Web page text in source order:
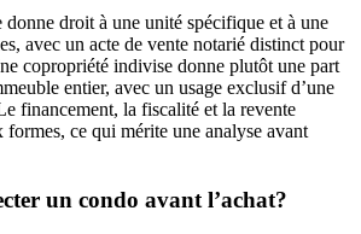
droit à une unité spécifique et à une
avec un acte de vente notarié distinct pour
copropriété indivise donne plutôt une part
entier, avec un usage exclusif d’une
financement, la fiscalité et la revente
ce qui mérite une analyse avant
un condo avant l’achat?